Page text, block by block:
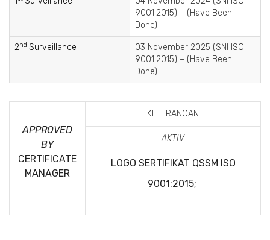
9001:2015) – (Have Been
Done)
2nd Surveillance
03 November 2025 (SNI ISO
9001:2015) – (Have Been
Done)
APPROVED
BY
CERTIFICATE
MANAGER
KETERANGAN
AKTIV
LOGO SERTIFIKAT QSSM ISO
9001:2015;